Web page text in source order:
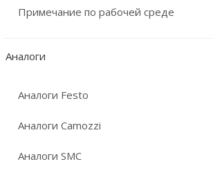
Примечание по рабочей среде
Аналоги
Аналоги Festo
Аналоги Camozzi
Аналоги SMC